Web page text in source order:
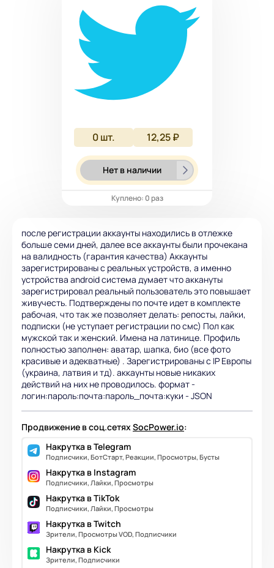
0шт. 12,25 ₽
Нет в наличии
Куплено: 0 раз
после регистрации аккаунты находились в отлежке
больше семи дней, далее все аккаунты были прочекана
на валидность (гарантия качества) Аккаунты
зарегистрированы с реальных устройств, а именно
устройства android система думает что аккануты
зарегистрировал реальный пользователь это повышает
живучесть. Подтверждены по почте идет в комплекте
рабочая, что так же позволяет делать: репосты, лайки,
подписки (не уступает регистрации по смс) Пол как
мужской так и женский. Имена на латинице. Профиль
полностью заполнен: аватар, шапка, био (все фото
красивые и адекватные) . Зарегистрированы с IP Европы
(украина, латвия и тд). аккаунты новые никаких
действий на них не проводилось. формат -
логин:пароль:почта:пароль_почта:куки - JSON
Продвижение в соц.сетяхSocPower.io:
Накрутка в Telegram
Подписчики, БотСтарт, Реакции, Просмотры, Бусты
Накрутка в Instagram
Подписчики, Лайки, Просмотры
Накрутка в TikTok
Подписчики, Лайки, Просмотры
Накрутка в Twitch
Зрители, Просмотры VOD, Подписчики
Накрутка в Kick
Зрители, Подписчики